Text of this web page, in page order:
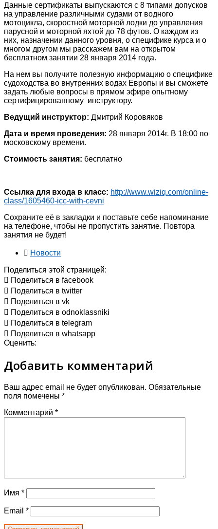
Данные сертификаты выпускаются с 8 типами допусков
на управление различными судами от водного
мотоцикла, скоростной моторной лодки до управления
парусной и моторной яхтой до 78 футов. О каждом из
них, назначении данного уровня, о специфике курса и о
многом другом мы расскажем вам на открытом
бесплатном занятии 28 января 2014 года.
На нем вы получите полезную информацию о специфике
судоходства во внутренних водах Европы и вы сможете
задать любые вопросы в прямом эфире опытному
сертифицированному инструктору.
Ведущий инструктор: Дмитрий Коровяков
Дата и время проведения: 28 января 2014г. В 18:00 по
московскому времени.
Стоимость занятия: бесплатно
Ссылка для входа в класс: http://www.wiziq.com/online-
class/1605460-icc-with-cevni
Сохраните её в закладки и поставьте себе напоминание
на телефоне, чтобы не пропустить занятие. Повтора
занятия не будет!
Новости
Поделиться этой страницей:
Поделиться в facebook
Поделиться в twitter
Поделиться в vk
Поделиться в odnoklassniki
Поделиться в telegram
Поделиться в whatsapp
Оценить:
Добавить комментарий
Ваш адрес email не будет опубликован. Обязательные
поля помечены *
Комментарий *
Имя *
Email *